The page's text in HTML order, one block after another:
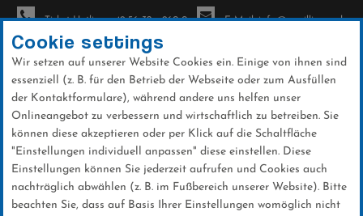
Direkt
zum
Inhalt
Ticket-Hotline: +49 56 32 - 960-0 E-Mail: info@sc-willingen.de
News
Cookie settings
Wir setzen auf unserer Website Cookies ein. Einige von ihnen sind
essenziell (z. B. für den Betrieb der Webseite oder zum Ausfüllen
der Kontaktformulare), während andere uns helfen unser
Onlineangebot zu verbessern und wirtschaftlich zu betreiben. Sie
können diese akzeptieren oder per Klick auf die Schaltfläche
"Einstellungen individuell anpassen" diese einstellen. Diese
Einstellungen können Sie jederzeit aufrufen und Cookies auch
nachträglich abwählen (z. B. im Fußbereich unserer Website). Bitte
beachten Sie, dass auf Basis Ihrer Einstellungen womöglich nicht